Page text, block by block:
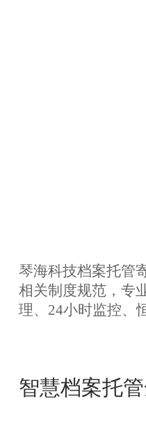
琴海科技档案托管
相关制度规范，专
理、24小时监控、
智慧档案托